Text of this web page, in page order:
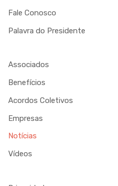
Fale Conosco
Palavra do Presidente
Associados
Benefícios
Acordos Coletivos
Empresas
Notícias
Vídeos